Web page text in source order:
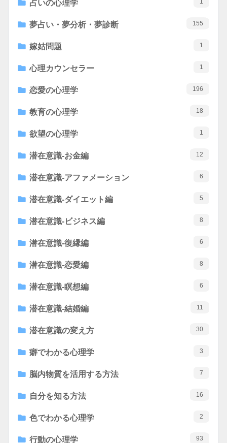
占いの心理学 1
夢占い・夢分析・夢診断 155
嫁姑問題 1
心理カウンセラー 1
恋愛の心理学 196
教育の心理学 18
欲望の心理学 1
潜在意識-お金編 12
潜在意識-アファメーション 6
潜在意識-ダイエット編 5
潜在意識-ビジネス編 8
潜在意識-復縁編 6
潜在意識-恋愛編 8
潜在意識-瞑想編 6
潜在意識-結婚編 11
潜在意識の変え方 30
癖でわかる心理学 3
脳内物質を活用する方法 7
自分を知る方法 16
色でわかる心理学 2
行動の心理学 93